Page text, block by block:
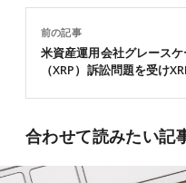
前の記事
米資産運用会社グレース
（XRP）訴訟問題を受け
合わせて読みたい記